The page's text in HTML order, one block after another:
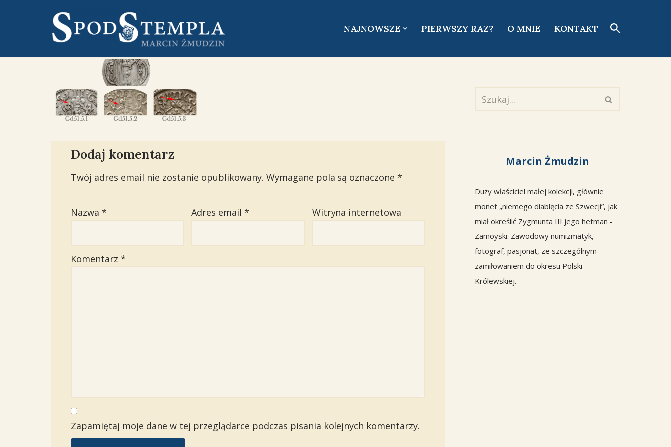
treści
NAJNOWSZE PIERWSZY RAZ? O MNIE KONTAKT
Dodaj komentarz
Twój adres email nie zostanie opublikowany. Wymagane pola są oznaczone *
Nazwa * Adres email* Witryna internetowa
Komentarz *
Zapamiętaj moje dane w tej przeglądarce podczas pisania kolejnych komentarzy.
Marcin Żmudzin
Duży właściciel małej kolekcji, głównie
monet „niemego diablęcia ze Szwecji”, jak
miał określić Zygmunta III jego hetman -
Zamoyski. Zawodowy numizmatyk,
fotograf, pasjonat, ze szczególnym
zamiłowaniem do okresu Polski
Królewskiej.